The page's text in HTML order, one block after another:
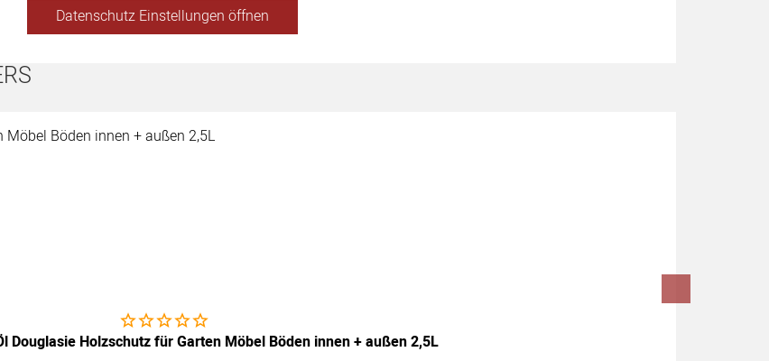
Datenschutz Einstellungen öffnen
Noch keine Bewertungen abgegeben
Douglasie Holzschutz für Garten Möbel Böden innen + außen 2,5L